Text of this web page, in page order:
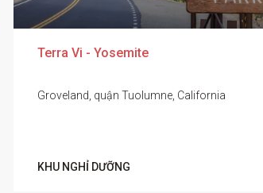
Terra Vi - Yosemite
Groveland, quận Tuolumne, California
KHU NGHỈ DƯỠNG